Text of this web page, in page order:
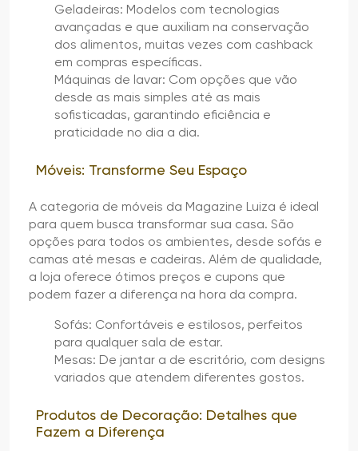
Geladeiras: Modelos com tecnologias
avançadas e que auxiliam na conservação
dos alimentos, muitas vezes com cashback
em compras específicas.
Máquinas de lavar: Com opções que vão
desde as mais simples até as mais
sofisticadas, garantindo eficiência e
praticidade no dia a dia.
Móveis: Transforme Seu Espaço
A categoria de móveis da Magazine Luiza é ideal
para quem busca transformar sua casa. São
opções para todos os ambientes, desde sofás e
camas até mesas e cadeiras. Além de qualidade,
a loja oferece ótimos preços e cupons que
podem fazer a diferença na hora da compra.
Sofás: Confortáveis e estilosos, perfeitos
para qualquer sala de estar.
Mesas: De jantar a de escritório, com designs
variados que atendem diferentes gostos.
Produtos de Decoração: Detalhes que
Fazem a Diferença